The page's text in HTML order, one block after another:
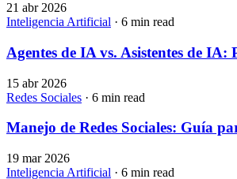
21 abr 2026
Inteligencia Artificial · 6 min read
Agentes de IA vs. Asistentes de
15 abr 2026
Redes Sociales · 6 min read
Manejo de Redes Sociales: Guía
19 mar 2026
Inteligencia Artificial · 6 min read